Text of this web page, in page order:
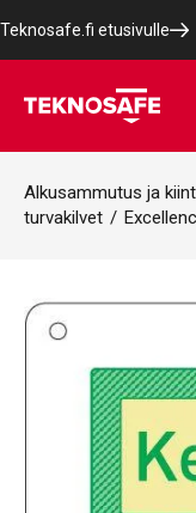
Teknosafe.fi etusivulle
Alkusammutus ja
turvakilvet /